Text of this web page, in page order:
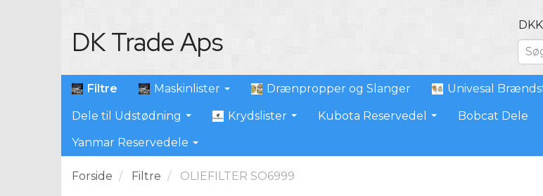
DK Trade Aps
DKK
Filtre Maskinlister Drænpropper og Slanger Univesal
Dele til Udstødning Krydslister Kubota Reservedel Bobcat Dele
Yanmar Reservedele
Forside Filtre OLIEFILTER SO6999